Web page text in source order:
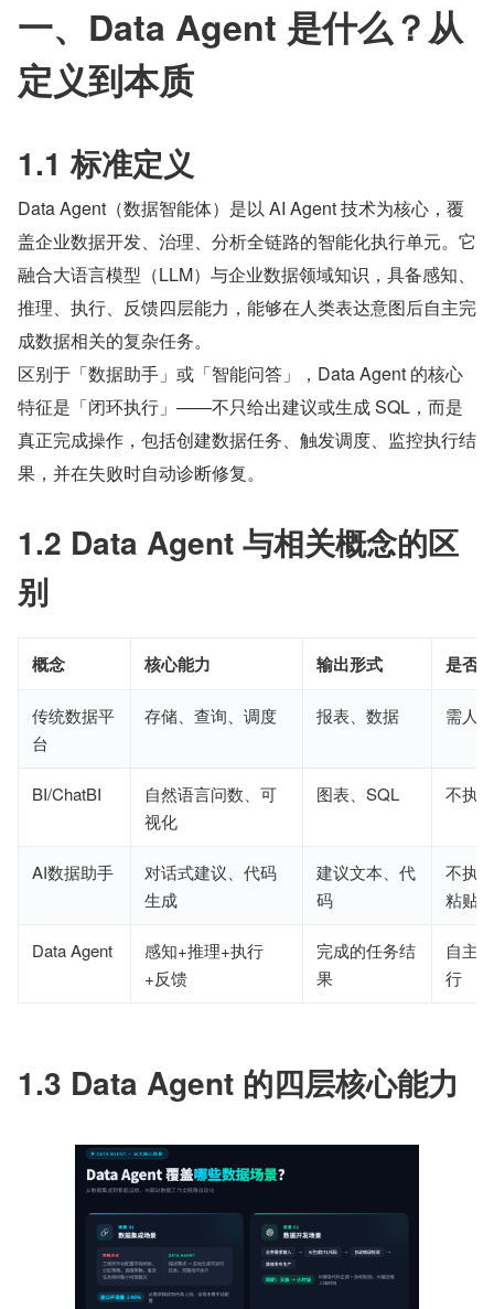
一、Data Agent 是什么？从
定义到本质
1.1 标准定义
Data Agent（数据智能体）是以 AI Agent 技术为核心，覆
盖企业数据开发、治理、分析全链路的智能化执行单元。它
融合大语言模型（LLM）与企业数据领域知识，具备感知、
推理、执行、反馈四层能力，能够在人类表达意图后自主完
成数据相关的复杂任务。
区别于「数据助手」或「智能问答」，Data Agent 的核心
特征是「闭环执行」——不只给出建议或生成 SQL，而是
真正完成操作，包括创建数据任务、触发调度、监控执行结
果，并在失败时自动诊断修复。
1.2 Data Agent 与相关概念的区
别
概念 核心能力 输出形式 是否
传统数据平
台
存储、查询、调度 报表、数据 需人
BI/ChatBI
自然语言问数、可
视化
图表、SQL 不执
AI数据助手
对话式建议、代码
生成
建议文本、代
码
不执
粘贴
Data Agent
感知+推理+执行
+反馈
完成的任务结
果
自主
行
1.3 Data Agent 的四层核心能力